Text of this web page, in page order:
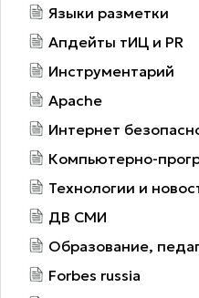
Языки разметки
Апдейты тИЦ и PR
Инструментарий
Apache
Интернет
Компьютерно-
Технологии и
ДВ СМИ
Образование,
Forbes russia